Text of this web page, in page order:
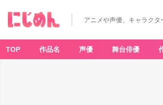
イ
Di
si
アニメや声優、キャラク
TOP 作品名 声優 舞台俳優